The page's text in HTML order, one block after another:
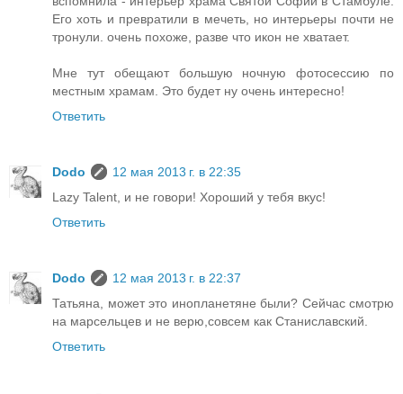
Его хоть и превратили в мечеть, но интерьеры почти не
тронули. очень похоже, разве что икон не хватает.
Мне тут обещают большую ночную фотосессию по
местным храмам. Это будет ну очень интересно!
Ответить
Dodo
12 мая 2013 г. в 22:35
Lazy Talent, и не говори! Хороший у тебя вкус!
Ответить
Dodo
12 мая 2013 г. в 22:37
Татьяна, может это инопланетяне были? Сейчас смотрю
на марсельцев и не верю,совсем как Станиславский.
Ответить